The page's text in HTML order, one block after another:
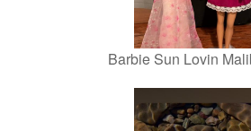
Barbie Sun Lovin